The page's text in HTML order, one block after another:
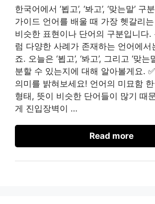
한국어에서 ‘뵙고’, ‘봐고’, ‘맞는말’
가이드 언어를 배울 때 가장 헷갈리
비슷한 표현이나 단어의 구분입니다.
럼 다양한 사례가 존재하는 언어에서
죠. 오늘은 ‘뵙고’, ‘봐고’, 그리고 ‘맞
분할 수 있는지에 대해 알아볼게요.
의미를 밝혀보세요! 언어의 미묘함
형태, 뜻이 비슷한 단어들이 많기 때
게 진입장벽이 …
Read more